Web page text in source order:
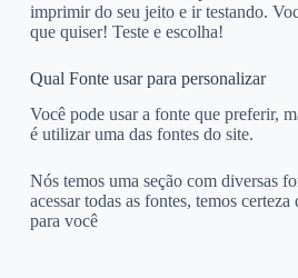
imprimir do seu jeito e ir testando.
que quiser! Teste e escolha!
Qual Fonte usar para personalizar
Você pode usar a fonte que preferir,
é utilizar uma das fontes do site.
Nós temos uma seção com diversas
acessar todas as fontes, temos
para você